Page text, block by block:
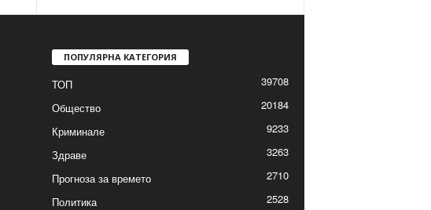
ПОПУЛЯРНА КАТЕГОРИЯ
ТОП
39708
Общество
20184
Криминале
9233
Здраве
3263
Прогноза за времето
2710
Политика
2528